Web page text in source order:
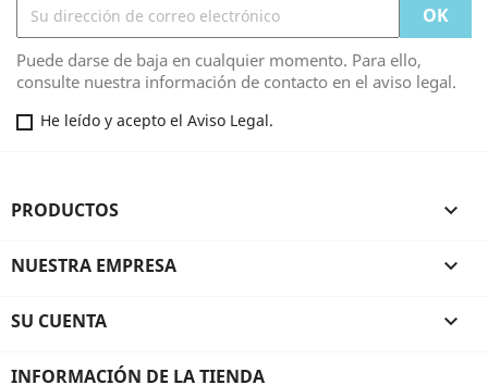
Puede darse de baja en cualquier momento. Para ello,
consulte nuestra información de contacto en el aviso legal.
He leído y acepto el Aviso Legal.
PRODUCTOS 
NUESTRA EMPRESA 
SU CUENTA 
INFORMACIÓN DE LA TIENDA